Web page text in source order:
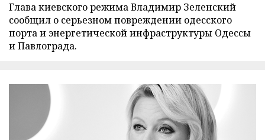
Глава киевского режима Владимир Зеленский
сообщил о серьезном повреждении одесского
порта и энергетической инфраструктуры Одессы
и Павлограда.